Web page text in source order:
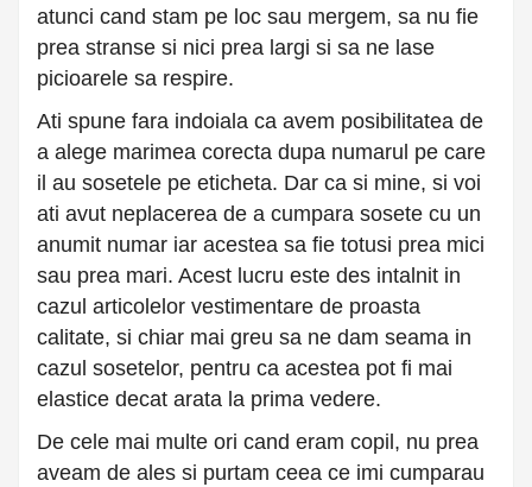
atunci cand stam pe loc sau mergem, sa nu fie
prea stranse si nici prea largi si sa ne lase
picioarele sa respire.
Ati spune fara indoiala ca avem posibilitatea de
a alege marimea corecta dupa numarul pe care
il au sosetele pe eticheta. Dar ca si mine, si voi
ati avut neplacerea de a cumpara sosete cu un
anumit numar iar acestea sa fie totusi prea mici
sau prea mari. Acest lucru este des intalnit in
cazul articolelor vestimentare de proasta
calitate, si chiar mai greu sa ne dam seama in
cazul sosetelor, pentru ca acestea pot fi mai
elastice decat arata la prima vedere.
De cele mai multe ori cand eram copil, nu prea
aveam de ales si purtam ceea ce imi cumparau